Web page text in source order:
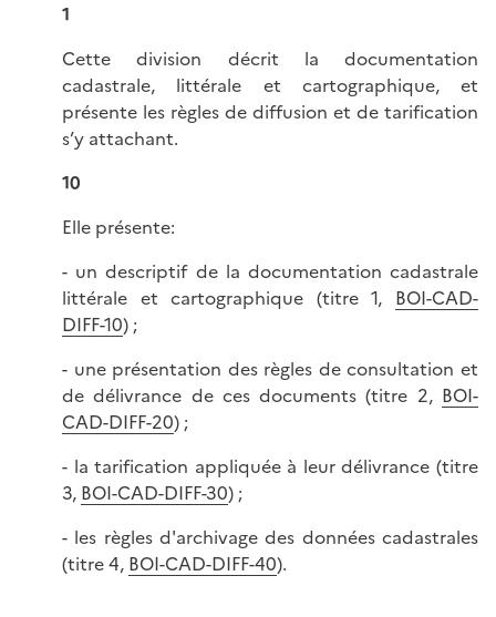
1
Cette division décrit la documentation
cadastrale, littérale et cartographique, et
présente les règles de diffusion et de tarification
s’y attachant.
10
Elle présente:
- un descriptif de la documentation cadastrale
littérale et cartographique (titre 1, BOI-CAD-
DIFF-10) ;
- une présentation des règles de consultation et
de délivrance de ces documents (titre 2, BOI-
CAD-DIFF-20) ;
- la tarification appliquée à leur délivrance (titre
3, BOI-CAD-DIFF-30) ;
- les règles d'archivage des données cadastrales
(titre 4, BOI-CAD-DIFF-40).